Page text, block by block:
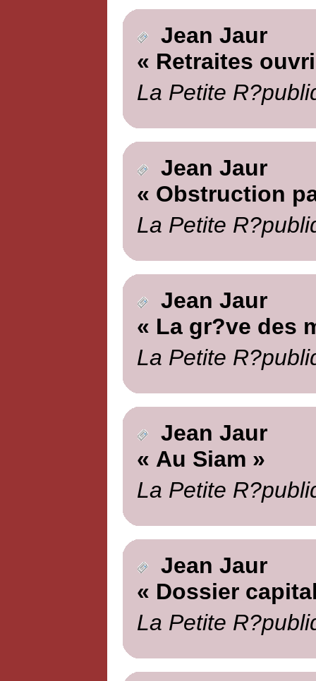
Jean Jaur
« Retraites
La Petite
Jean Jaur
« Obstruction
La Petite
Jean Jaur
« La gr?ve des
La Petite
Jean Jaur
« Au Siam »
La Petite
Jean Jaur
« Dossier
La Petite